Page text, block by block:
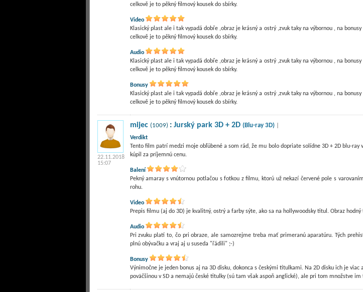
celkově je to pěkný filmový kousek do sbírky.
Video
Klasický plast ale i tak vypadá dobře ,obraz je krásný a ostrý ,zvuk taky na výbornou , na
celkově je to pěkný filmový kousek do sbírky.
Audio
Klasický plast ale i tak vypadá dobře ,obraz je krásný a ostrý ,zvuk taky na výbornou , na
celkově je to pěkný filmový kousek do sbírky.
Bonusy
Klasický plast ale i tak vypadá dobře ,obraz je krásný a ostrý ,zvuk taky na výbornou , na
celkově je to pěkný filmový kousek do sbírky.
22.11.2018
15:07
mijec (1009) : Jurský park 3D + 2D (Blu-ray 3D)|
Verdikt
Tento film patrí medzi moje obľúbené a som rád, že mu bolo dopriate solídne 3D + 2D blu-ray
kúpil za príjemnú cenu.
Balení
Pekný amaray s vnútornou potlačou s fotkou z filmu, ktorú už nekazí červené pole s
rohu.
Video
Prepis filmu (aj do 3D) je kvalitný, ostrý a farby sýte, ako sa na hollywoodsky titul. Obraz
Audio
Pri zvuku platí to, čo pri obraze, ale samozrejme treba mať primeranú aparatúru. Tých
plnú obývačku a vraj aj u suseda "řádili" ;-)
Bonusy
Výnimočne je jeden bonus aj na 3D disku, dokonca s českými titulkami. Na 2D disku ich je viac
poväčšinou v SD a nemajú české titulky (sú tam však aspoň anglické), ale pri tom množstve